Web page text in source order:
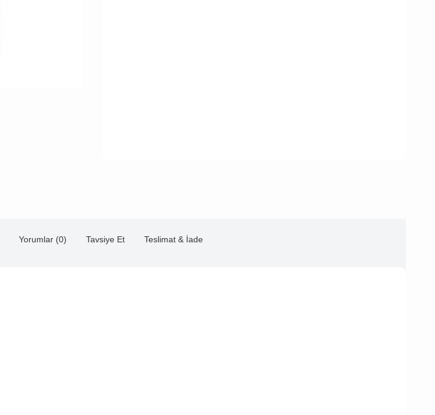
Yorumlar (0) Tavsiye Et Teslimat & İade